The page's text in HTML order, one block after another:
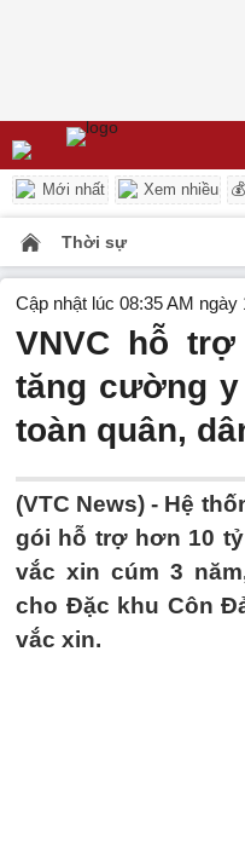
Mới nhất Xem nhiều
Thời sự
Cập nhật lúc 08:35 AM ngày
VNVC hỗ
tăng cường
toàn quân,
(VTC News) - Hệ
gói hỗ trợ hơn 10
vắc xin cúm 3
cho Đặc khu Côn
vắc xin.